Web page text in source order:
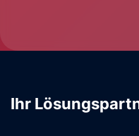
Ihr